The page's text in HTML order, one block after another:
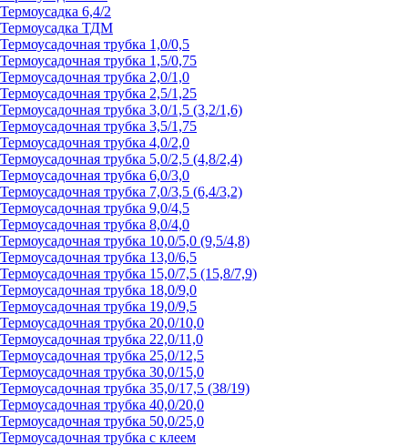
Термоусадка 6,4/2
Термоусадка ТДМ
Термоусадочная трубка 1,0/0,5
Термоусадочная трубка 1,5/0,75
Термоусадочная трубка 2,0/1,0
Термоусадочная трубка 2,5/1,25
Термоусадочная трубка 3,0/1,5 (3,2/1,6)
Термоусадочная трубка 3,5/1,75
Термоусадочная трубка 4,0/2,0
Термоусадочная трубка 5,0/2,5 (4,8/2,4)
Термоусадочная трубка 6,0/3,0
Термоусадочная трубка 7,0/3,5 (6,4/3,2)
Термоусадочная трубка 9,0/4,5
Термоусадочная трубка 8,0/4,0
Термоусадочная трубка 10,0/5,0 (9,5/4,8)
Термоусадочная трубка 13,0/6,5
Термоусадочная трубка 15,0/7,5 (15,8/7,9)
Термоусадочная трубка 18,0/9,0
Термоусадочная трубка 19,0/9,5
Термоусадочная трубка 20,0/10,0
Термоусадочная трубка 22,0/11,0
Термоусадочная трубка 25,0/12,5
Термоусадочная трубка 30,0/15,0
Термоусадочная трубка 35,0/17,5 (38/19)
Термоусадочная трубка 40,0/20,0
Термоусадочная трубка 50,0/25,0
Термоусадочная трубка с клеем